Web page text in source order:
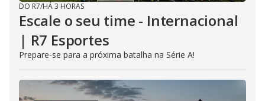
DO R7/HÁ 3 HORAS
Escale o seu time - Internacional
| R7 Esportes
Prepare-se para a próxima batalha na Série A!